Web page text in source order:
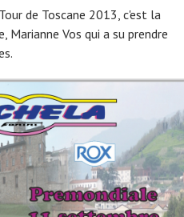
de Toscane 2013, c'est la
Marianne Vos qui a su prendre